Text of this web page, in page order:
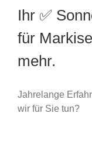
Ihr ✅
für
mehr.
Jahrelange
wir für Sie tun?